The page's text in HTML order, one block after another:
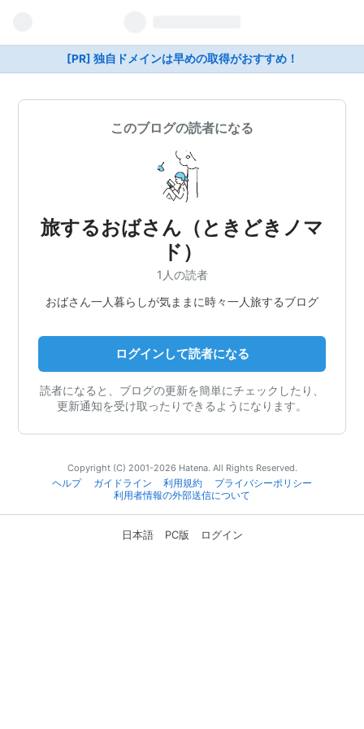
[PR] 独自ドメインは早めの取得がおすすめ！
このブログの読者になる
旅するおばさん（ときどきノマ
ド）
1人の読者
おばさん一人暮らしが気ままに時々一人旅するブログ
ログインして読者になる
読者になると、ブログの更新を簡単にチェックしたり、
更新通知を受け取ったりできるようになります。
Copyright (C) 2001-2026 Hatena. All Rights Reserved.
ヘルプ
ガイドライン 利用規約
プライバシーポリシー
利用者情報の外部送信について
日本語 PC版 ログイン